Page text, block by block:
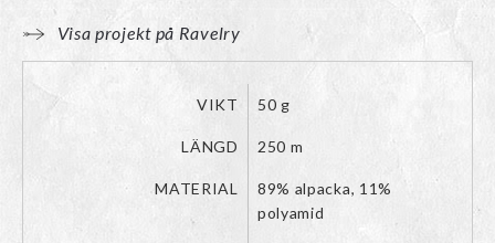
Visa projekt på Ravelry
VIKT 50 g
LÄNGD 250 m
MATERIAL
89% alpacka, 11%
polyamid